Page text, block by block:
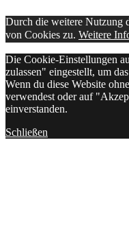
Durch die weitere Nutzung
von Cookies zu. Weitere
Die Cookie-Einstellungen
zulassen" eingestellt, um
Wenn du diese Website
verwendest oder auf
einverstanden.
Schließen